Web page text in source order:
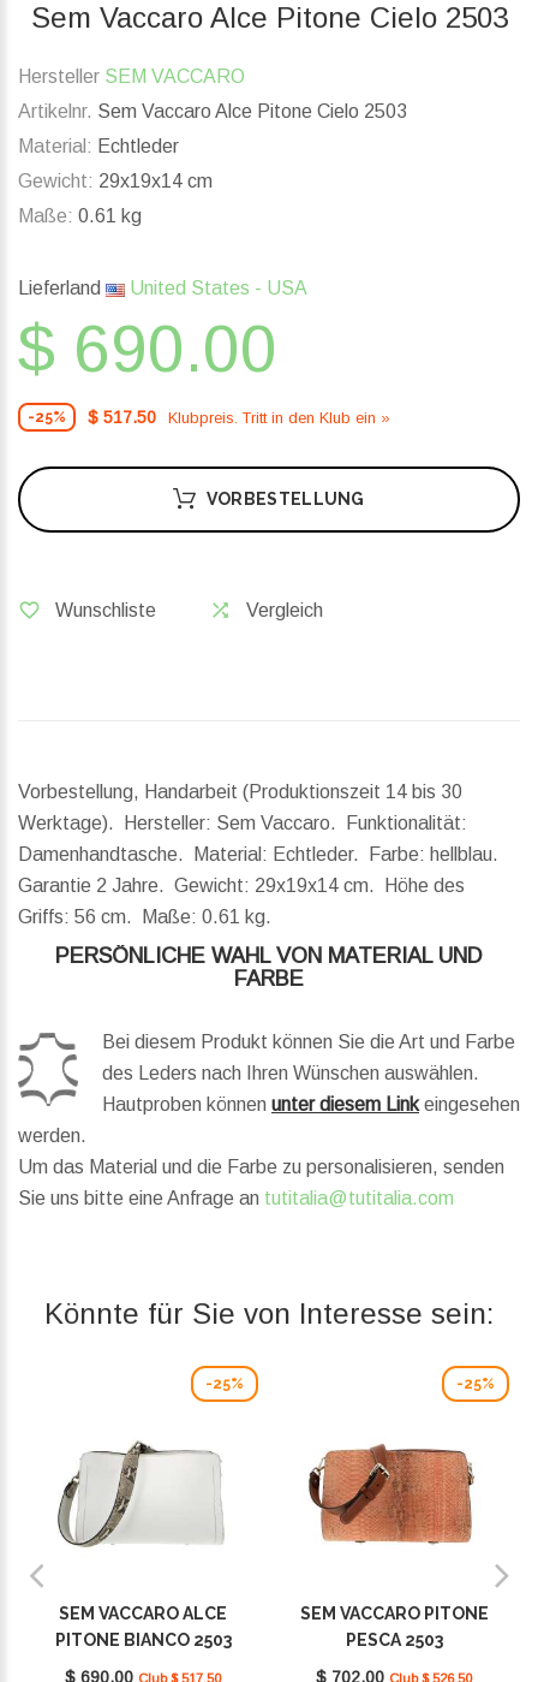
Sem Vaccaro Alce Pitone Cielo 2503
Hersteller SEM VACCARO
Artikelnr. Sem Vaccaro Alce Pitone Cielo 2503
Material: Echtleder
Gewicht: 29x19x14 cm
Maße: 0.61 kg
Lieferland United States - USA
$ 690.00
-25% $ 517.50 Klubpreis. Tritt in den Klub ein »
VORBESTELLUNG
Wunschliste Vergleich
Vorbestellung, Handarbeit (Produktionszeit 14 bis 30
Werktage). Hersteller: Sem Vaccaro. Funktionalität:
Damenhandtasche. Material: Echtleder. Farbe: hellblau.
Garantie 2 Jahre. Gewicht: 29x19x14 cm.
Höhe des
Griffs: 56 cm. Maße: 0.61 kg.
PERSÖNLICHE WAHL VON MATERIAL UND
FARBE
Bei diesem Produkt können Sie die Art und Farbe
des Leders nach Ihren Wünschen auswählen.
Hautproben können unter diesem Linkeingesehen
werden.
Um das Material und die Farbe zu personalisieren, senden
Sie uns bitte eine Anfrage an tutitalia@tutitalia.com
Könnte für Sie von Interesse sein:
-25%
SEM VACCARO ALCE
PITONE BIANCO 2503
$ 690.00 Club $ 517.50
-25%
SEM VACCARO PITONE
PESCA 2503
$ 702.00 Club $ 526.50